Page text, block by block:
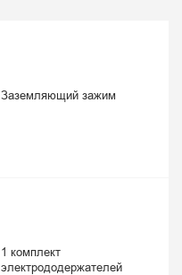
Заземляющий зажим
1 комплект
электрододержателей